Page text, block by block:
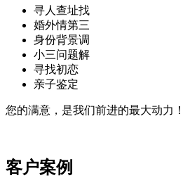
寻人查址找
婚外情第三
身份背景调
小三问题解
寻找初恋
亲子鉴定
您的满意，是我们前进的最大动力！
客户案例